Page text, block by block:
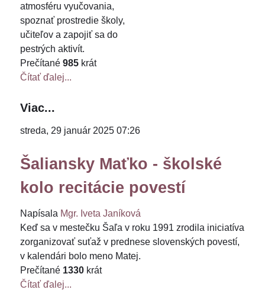
atmosféru vyučovania,
spoznať prostredie školy,
učiteľov a zapojiť sa do
pestrých aktivít.
Prečítané 985 krát
Čítať ďalej...
Viac...
streda, 29 január 2025 07:26
Šaliansky Maťko - školské
kolo recitácie povestí
Napísala Mgr. Iveta Janíková
Keď sa v mestečku Šaľa v roku 1991 zrodila iniciatíva
zorganizovať suťaž v prednese slovenských povestí,
v kalendári bolo meno Matej.
Prečítané 1330 krát
Čítať ďalej...